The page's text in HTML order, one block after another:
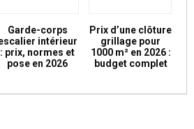
Garde-corps
intérieur
: prix, normes et
pose en 2026
Prix d’une clôture
grillage pour
1000 m² en 2026 :
budget complet